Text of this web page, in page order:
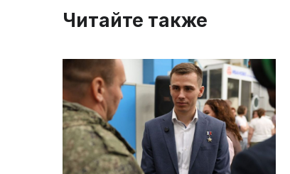
Читайте также